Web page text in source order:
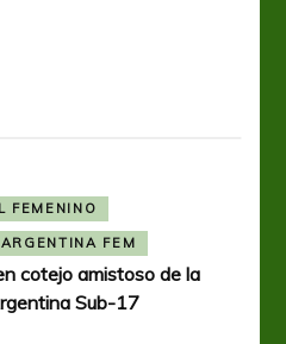
FEMENINO
FEM
cotejo amistoso de la
Sub-17